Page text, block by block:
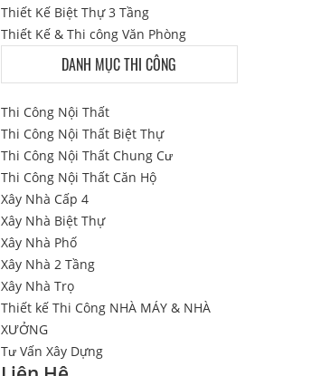
Thiết Kế Biệt Thự 3 Tầng
Thiết Kế & Thi công Văn Phòng
DANH MỤC THI CÔNG
Thi Công Nội Thất
Thi Công Nội Thất Biệt Thự
Thi Công Nội Thất Chung Cư
Thi Công Nội Thất Căn Hộ
Xây Nhà Cấp 4
Xây Nhà Biệt Thự
Xây Nhà Phố
Xây Nhà 2 Tầng
Xây Nhà Trọ
Thiết kế Thi Công NHÀ MÁY & NHÀ
XƯỞNG
Tư Vấn Xây Dựng